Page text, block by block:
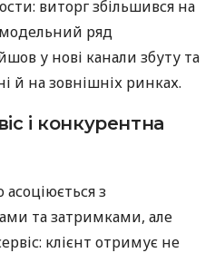
виторг збільшився на
модельний ряд
у нові канали збуту та
й на зовнішніх ринках.
і конкурентна
з
та затримками, але
клієнт отримує не